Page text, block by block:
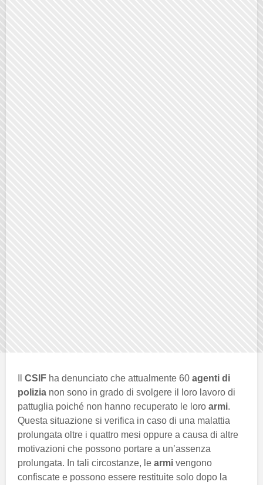
CSIF ha denunciato che attualmente 60 agenti di
polizia non sono in grado di svolgere il loro lavoro di
pattuglia poiché non hanno recuperato le loro armi.
Questa situazione si verifica in caso di una malattia
prolungata oltre i quattro mesi oppure a causa di altre
motivazioni che possono portare a un’assenza
prolungata. In tali circostanze, le armi vengono
confiscate e possono essere restituite solo dopo la